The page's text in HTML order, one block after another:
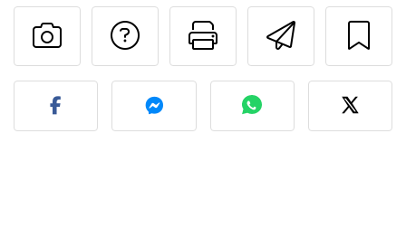
Imprimer
Poser une
Publier votre photo de